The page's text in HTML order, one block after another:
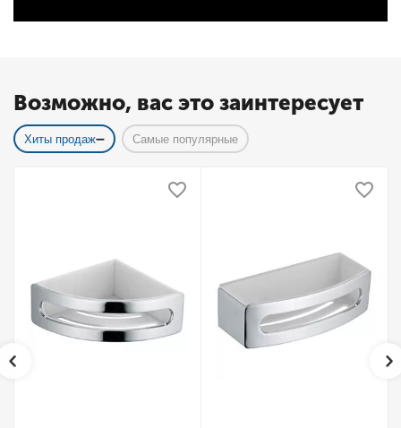
Возможно, вас это заинтересует
Хиты продаж Самые популярные